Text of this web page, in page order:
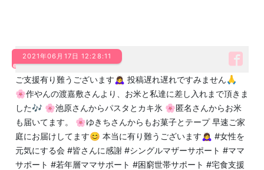
2021年06月17日 12:28:11
ご支援有り難うございます🙇‍♀️ 投稿遅れ遅れですみません🙏
🌸作やんの渡嘉敷さんより、お米と私達に差し入れまで頂きま
した🎶 🌸池原さんからパスタとカキ氷 🌸匿名さんからお米
も届いてます。 🌸ゆきちさんからもお菓子とテープ 早速ご家
庭にお届けしてます😊 本当に有り難うございます🙇‍♀️ #女性を
元気にする会 #皆さんに感謝 #シングルマザーサポート #ママ
サポート #若年層ママサポート #困窮世帯サポート #宅食支援